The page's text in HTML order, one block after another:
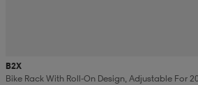
B2X
Bike Rack With Roll-On Design, Adjustable For